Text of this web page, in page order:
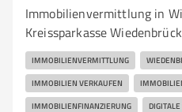
Immobilienvermittlung in
Kreissparkasse Wiedenbrück
IMMOBILIENVERMITTLUNG
IMMOBILIEN VERKAUFEN
IMMOBILIENFINANZIERUNG DIGITALE